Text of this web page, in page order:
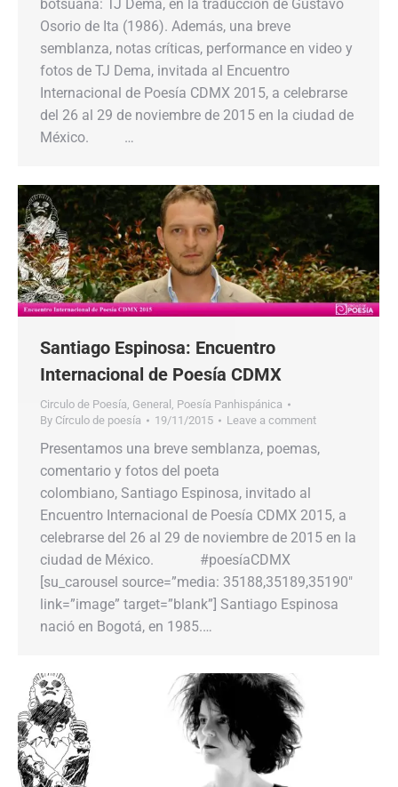
botsuana: TJ Dema, en la traducción de Gustavo
Osorio de Ita (1986). Además, una breve
semblanza, notas críticas, performance en video y
fotos de TJ Dema, invitada al Encuentro
Internacional de Poesía CDMX 2015, a celebrarse
del 26 al 29 de noviembre de 2015 en la ciudad de
México. …
Santiago Espinosa: Encuentro
Internacional de Poesía CDMX
Circulo de Poesía, General , Poesía Panhispánica
By Círculo de poesía 19/11/2015 Leave a comment
Presentamos una breve semblanza, poemas,
comentario y fotos del poeta
colombiano, Santiago Espinosa, invitado al
Encuentro Internacional de Poesía CDMX 2015, a
celebrarse del 26 al 29 de noviembre de 2015 en la
ciudad de México. #poesíaCDMX
[su_carousel source=”media: 35188,35189,35190″
link=”image” target=”blank”] Santiago Espinosa
nació en Bogotá, en 1985.…